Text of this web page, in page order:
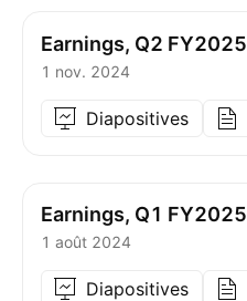
Earnings, Q2 FY2025
1 nov. 2024
Diapositives
Earnings, Q1 FY2025
1 août 2024
Diapositives